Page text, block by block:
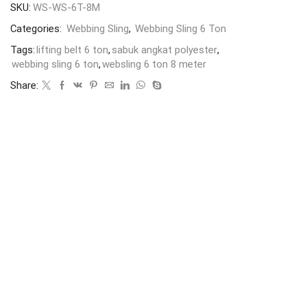
SKU: WS-WS-6T-8M
Categories: Webbing Sling, Webbing Sling 6 Ton
Tags:lifting belt 6 ton, sabuk angkat polyester,
webbing sling 6 ton,websling 6 ton 8 meter
Share: